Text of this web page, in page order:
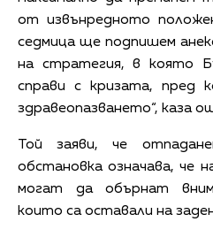
от извънредното
седмица ще подпишем
на стратегия, в която
справи с кризата, пред
здравеопазването“, каза
Той заяви, че
обстановка означава, че
могат да обърнат
които са оставали на